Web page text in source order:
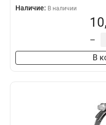
Наличие: В наличии
–
В